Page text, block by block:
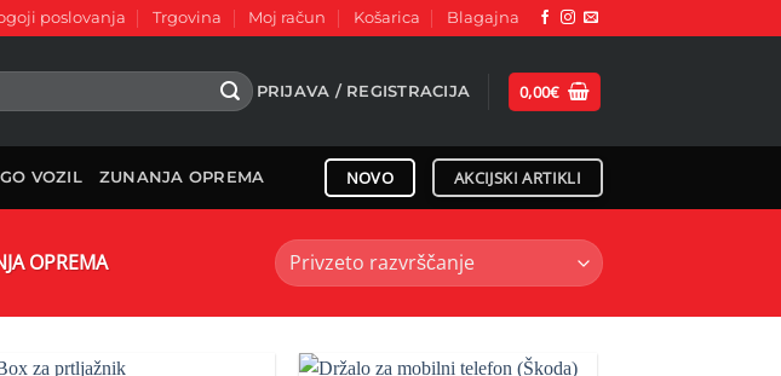
poslovanja Trgovina Moj račun Košarica Blagajna
PRIJAVA / REGISTRACIJA 0,00€
VOZIL ZUNANJA OPREMA NOVO AKCIJSKI ARTIKLI
OPREMA